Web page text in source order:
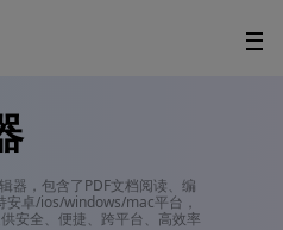
器，包含了PDF文档阅读、编
卓/ios/windows/mac平台，
安全、便捷、跨平台、高效率